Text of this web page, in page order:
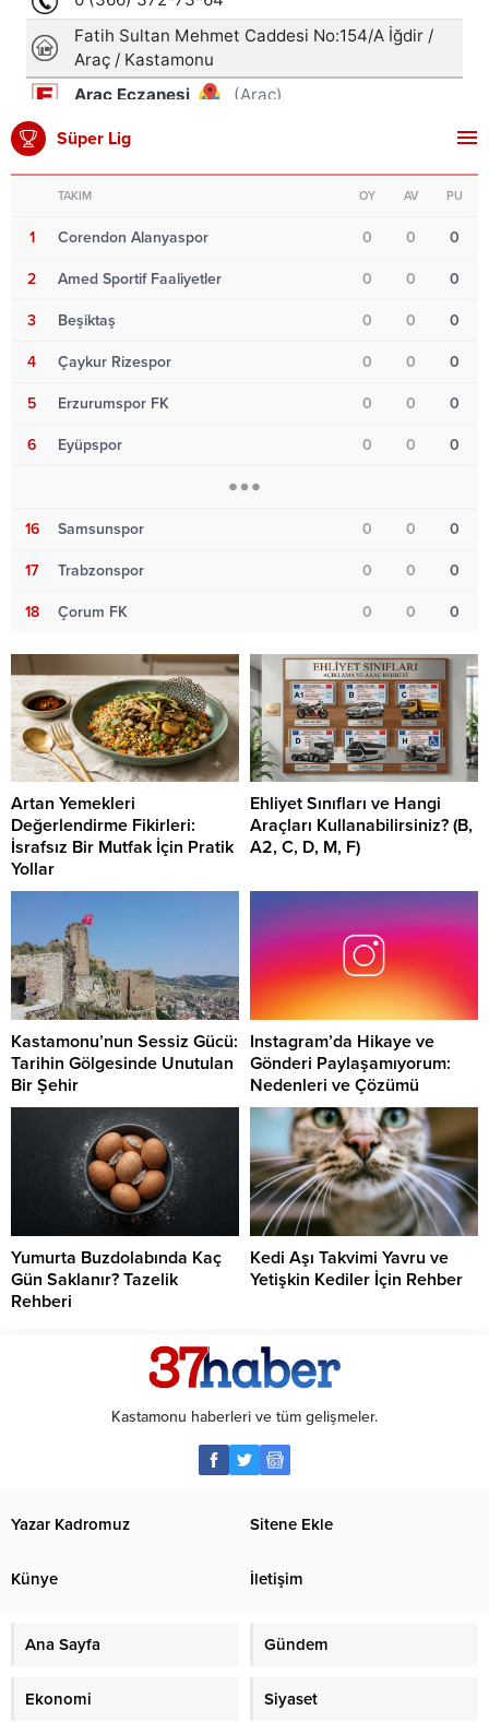
Süper Lig
TAKIM OY AV PU
1 Corendon Alanyaspor 0 0 0
2 Amed Sportif Faaliyetler 0 0 0
3 Beşiktaş 0 0 0
4 Çaykur Rizespor 0 0 0
5 Erzurumspor FK 0 0 0
6 Eyüpspor 0 0 0
16 Samsunspor 0 0 0
17 Trabzonspor 0 0 0
18 Çorum FK 0 0 0
Artan Yemekleri
Değerlendirme Fikirleri:
İsrafsız Bir Mutfak İçin Pratik
Yollar
Ehliyet Sınıfları ve Hangi
Araçları Kullanabilirsiniz? (B,
A2, C, D, M, F)
Kastamonu’nun Sessiz Gücü:
Tarihin Gölgesinde Unutulan
Bir Şehir
Instagram’da Hikaye ve
Gönderi Paylaşamıyorum:
Nedenleri ve Çözümü
Yumurta Buzdolabında Kaç
Gün Saklanır? Tazelik
Rehberi
Kedi Aşı Takvimi Yavru ve
Yetişkin Kediler İçin Rehber
Kastamonu haberleri ve tüm gelişmeler.
Yazar Kadromuz Sitene Ekle
Künye İletişim
Ana Sayfa Gündem
Ekonomi Siyaset